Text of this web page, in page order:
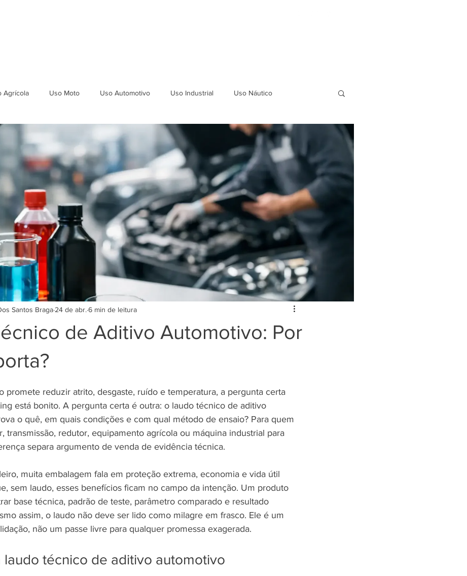
Agrícola Uso Moto Uso Automotivo Uso Industrial Uso Náutico
de Aditivo Automotivo: Por
Santos Braga 24 de abr. 6 min de leitura
promete reduzir atrito, desgaste, ruído e temperatura, a pergunta certa
está bonito. A pergunta certa é outra: o laudo técnico de aditivo
o quê, em quais condições e com qual método de ensaio? Para quem
transmissão, redutor, equipamento agrícola ou máquina industrial para
separa argumento de venda de evidência técnica.
muita embalagem fala em proteção extrema, economia e vida útil
sem laudo, esses benefícios ficam no campo da intenção. Um produto
base técnica, padrão de teste, parâmetro comparado e resultado
assim, o laudo não deve ser lido como milagre em frasco. Ele é um
não um passe livre para qualquer promessa exagerada.
laudo técnico de aditivo automotivo